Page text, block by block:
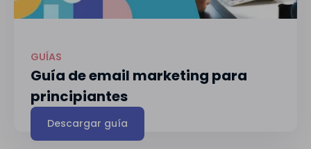
GUÍAS
Guía de email marketing para
principiantes
Descargar guía